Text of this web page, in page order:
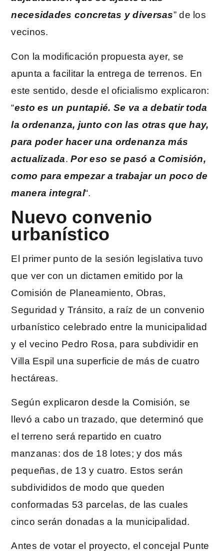
necesidades concretas y diversas” de los
vecinos.
Con la modificación propuesta ayer, se
apunta a facilitar la entrega de terrenos. En
este sentido, desde el oficialismo explicaron:
“esto es un puntapié. Se va a debatir toda
la ordenanza, junto con las otras que hay,
para poder hacer una ordenanza más
actualizada.Por eso se pasó a Comisión,
como para empezar a trabajar un poco de
manera integral“.
Nuevo convenio
urbanístico
El primer punto de la sesión legislativa tuvo
que ver con un dictamen emitido por la
Comisión de Planeamiento, Obras,
Seguridad y Tránsito, a raíz de un convenio
urbanístico celebrado entre la municipalidad
y el vecino Pedro Rosa, para subdividir en
Villa Espil una superficie de más de cuatro
hectáreas.
Según explicaron desde la Comisión, se
llevó a cabo un trazado, que determinó que
el terreno será repartido en cuatro
manzanas: dos de 18 lotes; y dos más
pequeñas, de 13 y cuatro. Estos serán
subdivididos de modo que queden
conformadas 53 parcelas, de las cuales
cinco serán donadas a la municipalidad.
Antes de votar el proyecto, el concejal Punte